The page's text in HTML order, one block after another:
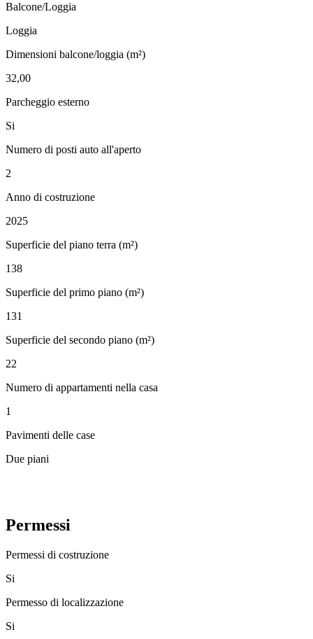
Balcone/Loggia
Loggia
Dimensioni balcone/loggia (m²)
32,00
Parcheggio esterno
Si
Numero di posti auto all'aperto
2
Anno di costruzione
2025
Superficie del piano terra (m²)
138
Superficie del primo piano (m²)
131
Superficie del secondo piano (m²)
22
Numero di appartamenti nella casa
1
Pavimenti delle case
Due piani
Permessi
Permessi di costruzione
Si
Permesso di localizzazione
Si